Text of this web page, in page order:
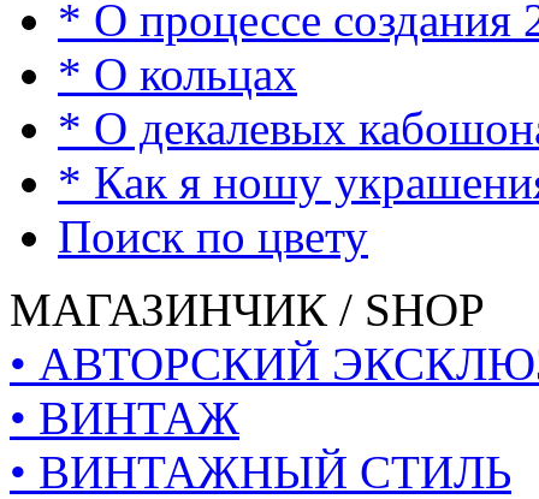
* О процессе создания
* О кольцах
* О декалевых
* Как я ношу
Поиск по цвету
МАГАЗИНЧИК / SHOP
• АВТОРСКИЙ
• ВИНТАЖ
• ВИНТАЖНЫЙ СТИЛЬ